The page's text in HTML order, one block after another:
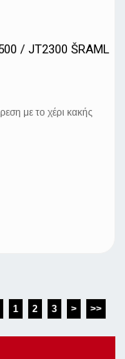
/ JT2300 ŠRAML
με το χέρι κακής
1 2 3 > >>